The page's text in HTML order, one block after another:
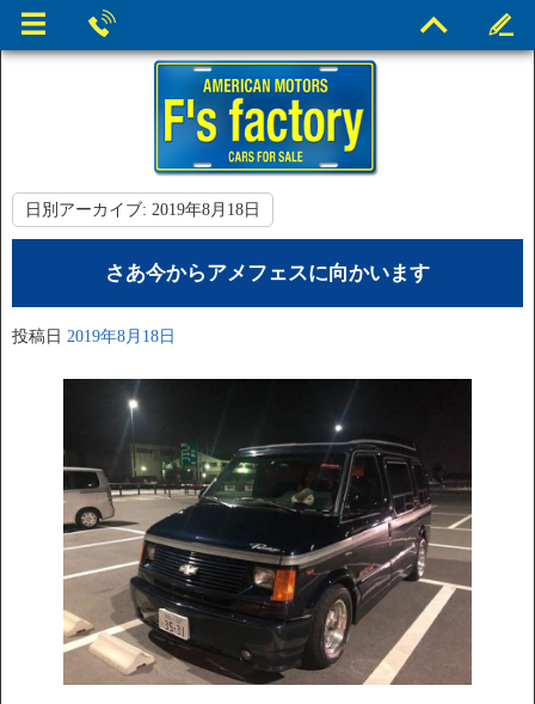
日別アーカイブ: 2019年8月18日
さあ今からアメフェスに向かいます
投稿日 2019年8月18日